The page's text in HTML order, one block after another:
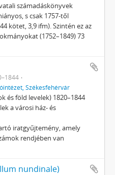
számadáskönyvek
s csak 1757-től
kötet, 3,9 ifm). Szintén ez az
(1752–1849) 73
Székesfehérvár
és föld levelek) 1820–1844
a városi ház- és
iratgyűjtemény, amely
rendjében van
nundinale)